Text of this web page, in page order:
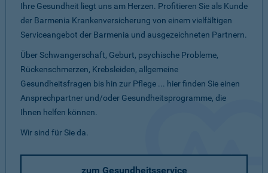
Ihre Gesundheit liegt uns am Herzen. Profitieren Sie als Kunde
der Barmenia Krankenversicherung von einem vielfältigen
Serviceangebot der Barmenia und ausgezeichneten Partnern.
Über Schwangerschaft, Geburt, psychische Probleme,
Rückenschmerzen, Krebsleiden, allgemeine
Gesundheitsfragen bis hin zur Pflege ... hier finden Sie einen
Ansprechpartner und/oder Gesundheitsprogramme, die
Ihnen helfen können.
Wir sind für Sie da.
zum Gesundheitsservice